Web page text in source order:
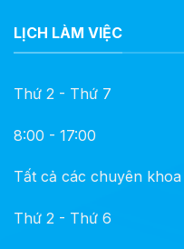
LỊCH LÀM VIỆC
Thứ 2 - Thứ 7
8:00 - 17:00
Tất cả các chuyên khoa
Thứ 2 - Thứ 6